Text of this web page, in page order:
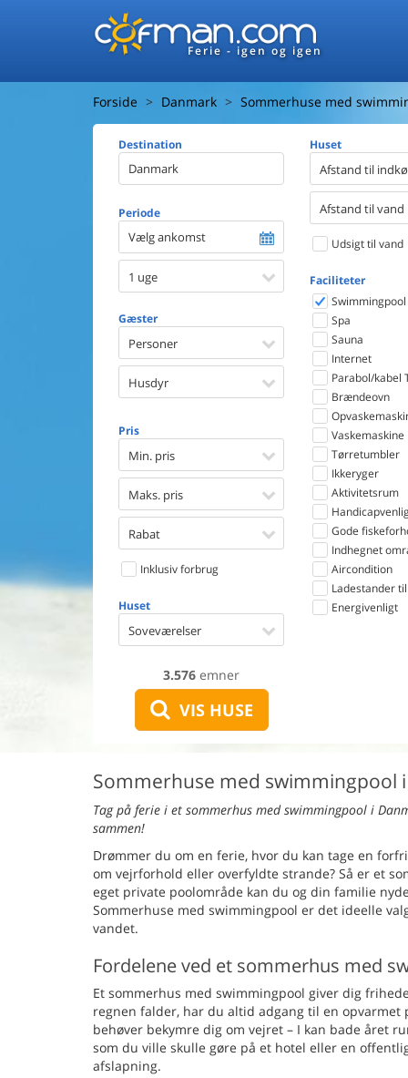
Ferie - igen og igen
Forside Danmark Sommerhuse med
Destination
Periode
Vælg ankomst
1 uge
Gæster
Personer
Husdyr
Pris
Min. pris
Maks. pris
Rabat
Inklusiv forbrug
Huset
Soveværelser
3.576 emner
VIS HUSE
Huset
Afstand til
Afstand til vand
Udsigt til vand
Faciliteter
Swimmingpool
Spa
Sauna
Internet
Parabol/kabel
Brændeovn
Vaskemaskine
Tørretumbler
Ikkeryger
Aktivitetsrum
Gode
Indhegnet
Aircondition
Ladestander
Energivenligt
Sommerhuse med swimmingpool
Tag på ferie i et sommerhus med swimmingpool i
sammen!
Drømmer du om en ferie, hvor du kan tage en
om vejrforhold eller overfyldte strande? Så er et
eget private poolområde kan du og din familie
Sommerhuse med swimmingpool er det ideelle
vandet.
Fordelene ved et sommerhus med
Et sommerhus med swimmingpool giver dig
regnen falder, har du altid adgang til en opvarmet
behøver bekymre dig om vejret – I kan bade året
som du ville skulle gøre på et hotel eller en
afslapning.